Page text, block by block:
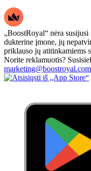
„BoostRoyal“ nėra
dukterine įmone, jų
priklauso jų atitinkamiems
Norite reklamuotis?
marketing@boostroyal.com